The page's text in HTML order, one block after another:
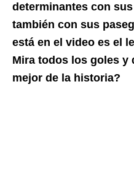
determinantes con
también con sus
está en el video es el
Mira todos los goles y
mejor de la historia?